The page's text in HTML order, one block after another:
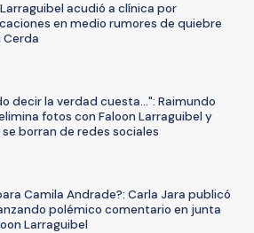
acudió a clínica por
en medio rumores de quiebre
Cerda
decir la verdad cuesta...": Raimundo
fotos con Faloon Larraguibel y
borran de redes sociales
Camila Andrade?: Carla Jara publicó
polémico comentario en junta
Larraguibel